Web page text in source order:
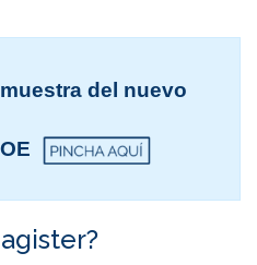
del nuevo